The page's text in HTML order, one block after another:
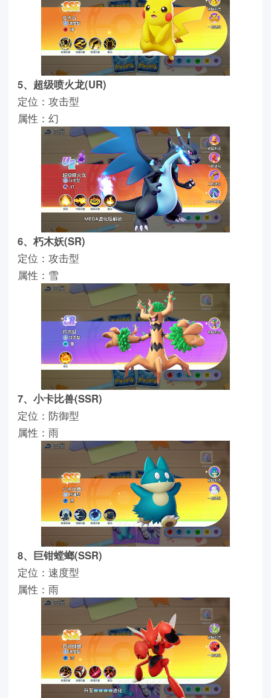
5、超级喷火龙(UR)
定位：攻击型
属性：幻
6、朽木妖(SR)
定位：攻击型
属性：雪
7、小卡比兽(SSR)
定位：防御型
属性：雨
8、巨钳螳螂(SSR)
定位：速度型
属性：雨